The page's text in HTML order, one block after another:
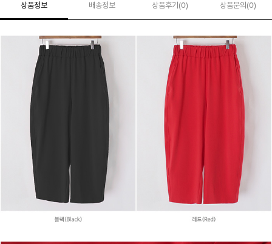
상품정보 배송정보 상품후기(0) 상품문의 (0)